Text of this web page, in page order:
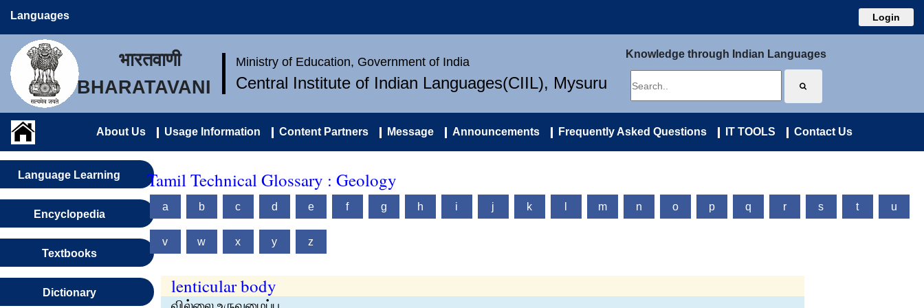
Languages Login
भारतवाणी
BHARATAVANI
Ministry of Education, Government of India
Central Institute of Indian Languages(CIIL), Mysuru
Knowledge through Indian Languages
About Us Usage Information Content Partners Message Announcements Frequently Asked Questions IT TOOLS Contact Us
Language Learning
Encyclopedia
Textbooks
Dictionary
Tamil Technical Glossary : Geology
a b c d e f g h i j k m n o p q r s t u
v w x y z
lenticular body